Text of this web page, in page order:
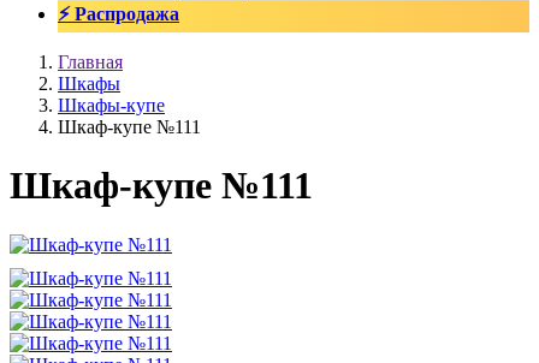
⚡ Распродажа
Главная
Шкафы
Шкафы-купе
Шкаф-купе №111
Шкаф-купе №111